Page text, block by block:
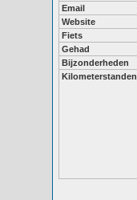
Email
Website
Fiets
Gehad
Bijzonderheden
Kilometerstanden